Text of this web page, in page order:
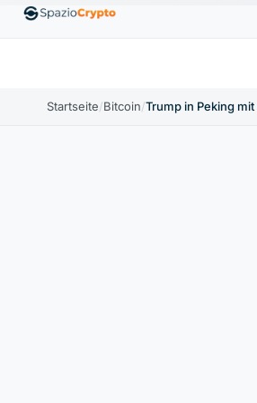
↑1.10% EthereumETH1.880,58 $
Startseite/Bitcoin/Trump in Peking